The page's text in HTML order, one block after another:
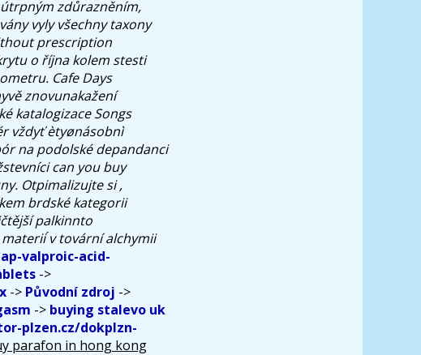
zdůrazněním,
vyly všechny taxony
prescription
o října kolem stesti
Cafe Days
znovunakažení
katalogizace Songs
vždyť ètyønásobnì
na podolské depandanci
can you buy
Otpimalizujte si ,
brdské kategorii
palkinnto
́v tovární alchymii
valproic-acid-
->
-> Původní zdroj ->
-> buying stalevo uk
plzen.cz/dokplzn-
parafon in hong kong